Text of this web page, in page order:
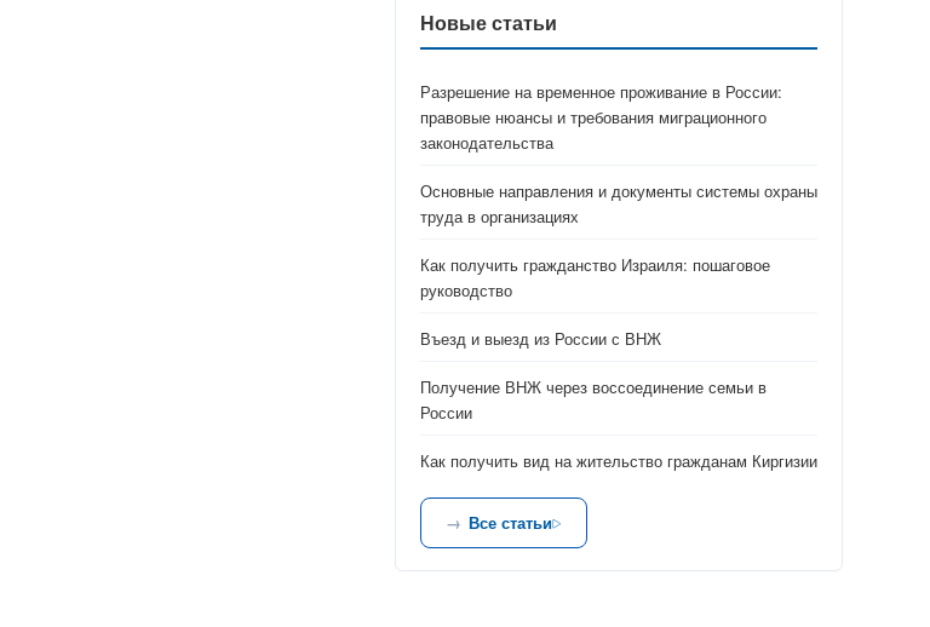
Новые статьи
Разрешение на временное проживание в России:
правовые нюансы и требования миграционного
законодательства
Основные направления и документы системы охраны
труда в организациях
Как получить гражданство Израиля: пошаговое
руководство
Въезд и выезд из России с ВНЖ
Получение ВНЖ через воссоединение семьи в
России
Как получить вид на жительство гражданам Киргизии
Все статьи